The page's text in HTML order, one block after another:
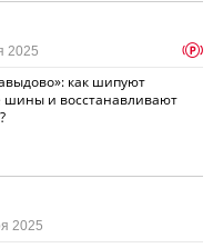
как шипуют
шины и восстанавливают
2025 p
2025